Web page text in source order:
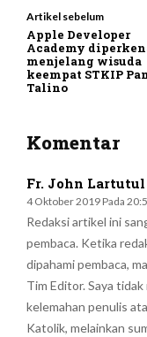
Artikel sebelum
Apple Developer
Academy
menjelang wisuda
keempat STKIP
Talino
Komentar
Fr. John Lartutul
4 Oktober 2019 Pada
Redaksi artikel ini
pembaca. Ketika
dipahami pembaca,
Tim Editor. Saya
kelemahan penulis
Katolik, melainkan